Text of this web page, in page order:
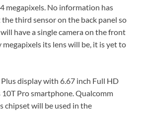
megapixels. No information has
third sensor on the back panel so
have a single camera on the front
megapixels its lens will be, it is yet to
display with 6.67 inch Full HD
Pro smartphone. Qualcomm
chipset will be used in the